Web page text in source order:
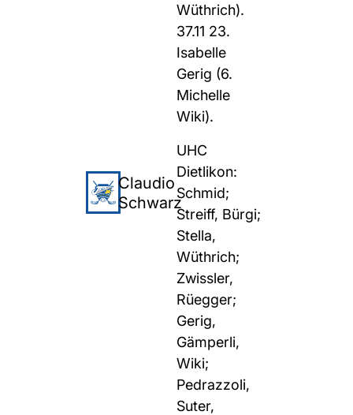
Claudio
Schwarz
Wüthrich).
37.11 23.
Isabelle
Gerig (6.
Michelle
Wiki).
UHC
Dietlikon:
Schmid;
Streiff, Bürgi;
Stella,
Wüthrich;
Zwissler,
Rüegger;
Gerig,
Gämperli,
Wiki;
Pedrazzoli,
Suter,